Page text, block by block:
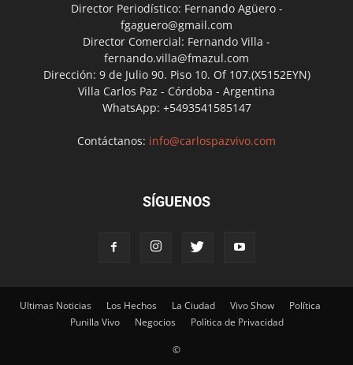
Director Periodístico: Fernando Agüero -
fgaguero@gmail.com
Director Comercial: Fernando Villa -
fernando.villa@fmazul.com
Dirección: 9 de Julio 90. Piso 10. Of 107.(X5152EYN)
Villa Carlos Paz - Córdoba - Argentina
WhatsApp: +5493541585147
Contáctanos: info@carlospazvivo.com
SÍGUENOS
Ultimas Noticias Los Hechos La Ciudad Vivo Show
Política
Punilla Vivo
Negocios Política de Privacidad
©